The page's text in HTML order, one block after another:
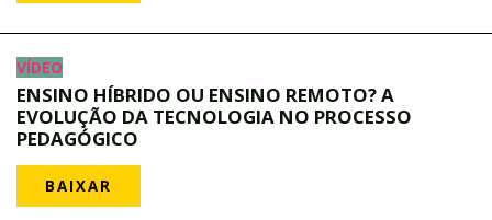
VÍDEO
ENSINO HÍBRIDO OU ENSINO REMOTO? A
EVOLUÇÃO DA TECNOLOGIA NO PROCESSO
PEDAGÓGICO
BAIXAR